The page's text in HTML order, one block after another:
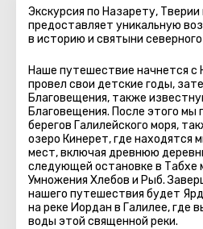
Экскурсия по Назарету,
предоставляет уникальную
в историю и святыни
Наше путешествие начнется с
провел свои детские годы,
Благовещения, также
Благовещения. После этого мы
берегов Галилейского моря,
озеро Кинерет, где находятся
мест, включая древнюю
следующей остановке в Табхе
Умножения Хлебов и Рыб.
нашего путешествия будет
на реке Иордан в Галилее, где
воды этой священной реки.